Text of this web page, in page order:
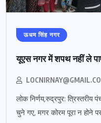
ऊधम सिंह नगर
यूएस नगर में शपथ नहीं ले
लोक निर्णय,रुद्रपुर: त्रिस्तरीय
चुने गए, मगर कोरम पूरा न होने